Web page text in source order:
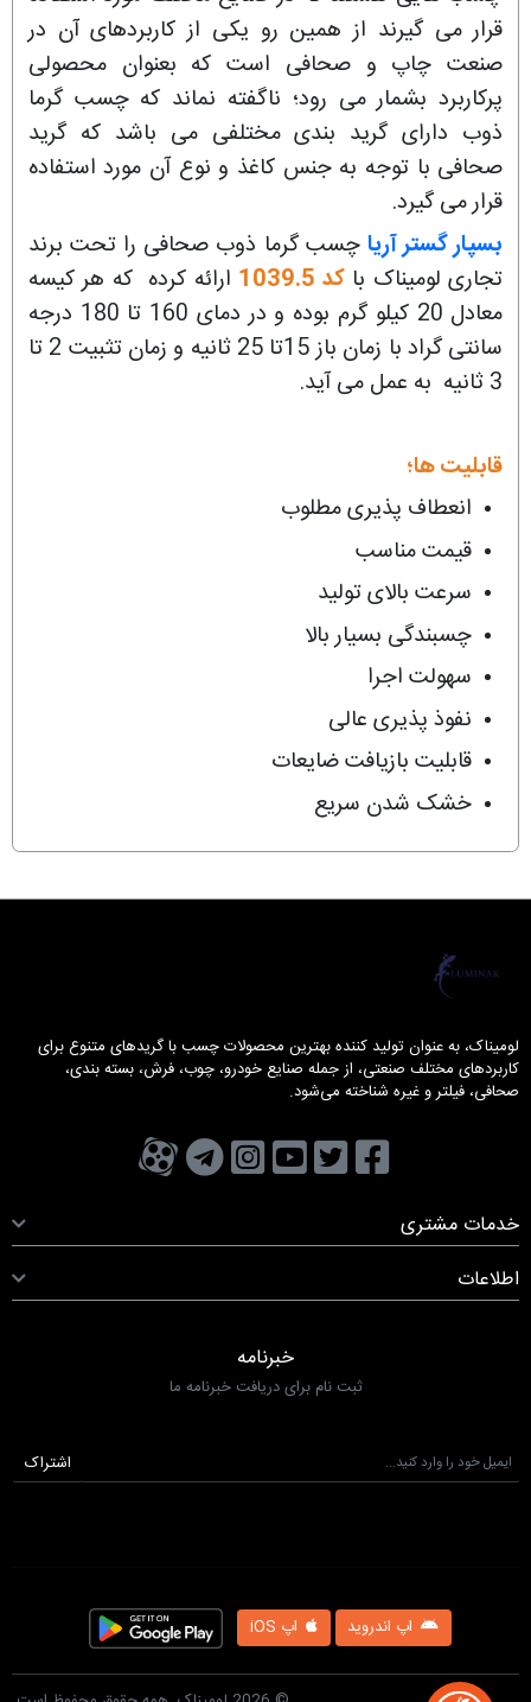
قرار می گیرند از همین رو یکی از کاربردهای آن در
صنعت چاپ و صحافی است که بعنوان محصولی
پرکاربرد بشمار می رود؛ ناگفته نماند که چسب گرما
ذوب دارای گرید بندی مختلفی می باشد که گرید
صحافی با توجه به جنس کاغذ و نوع آن مورد استفاده
قرار می گیرد.
بسپار گستر آریا چسب گرما ذوب صحافی را تحت برند
تجاری لومیناک باکد 1039.5
ارائه کرده که هر کیسه
معادل 20 کیلو گرم بوده و در دمای 160 تا 180 درجه
سانتی گراد با زمان باز 15تا 25 ثانیه و زمان تثبیت 2 تا
3 ثانیه به عمل می آید.
قابلیت ها؛
انعطاف پذیری مطلوب
قیمت مناسب
سرعت بالای تولید
چسبندگی بسیار بالا
سهولت اجرا
نفوذ پذیری عالی
قابلیت بازیافت ضایعات
خشک شدن سریع
لومیناک، به عنوان تولید کننده بهترین محصولات چسب با گریدهای متنوع برای
کاربردهای مختلف صنعتی، از جمله صنایع خودرو، چوب، فرش، بسته بندی،
صحافی، فیلتر و غیره شناخته می‌شود.
فیسبوک
تویتریوتیوب
صفحهکانال تلگرام
کانال آپارات
خدمات مشتری
اطلاعات
خبرنامه
ثبت نام برای دریافت خبرنامه ما
اشتراک
اپ اندروید اپ iOS